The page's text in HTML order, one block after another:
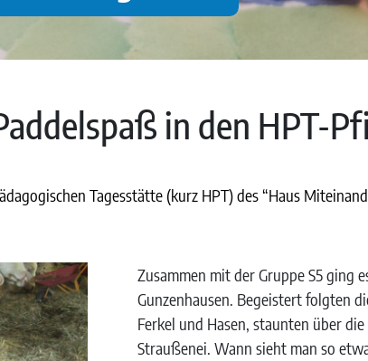
in den HPT-
Tagesstätte (kurz HPT) des “Haus
Zusammen mit der Gruppe S5 ging
Gunzenhausen. Begeistert folgten
Ferkel und Hasen, staunten über
Straußenei. Wann sieht man so